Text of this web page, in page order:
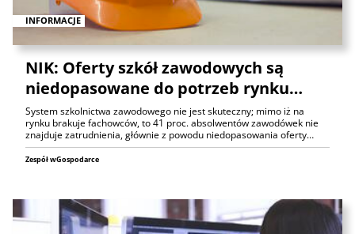
INFORMACJE
NIK: Oferty szkół zawodowych są
niedopasowane do potrzeb rynku…
System szkolnictwa zawodowego nie jest skuteczny; mimo iż na
rynku brakuje fachowców, to 41 proc. absolwentów zawodówek nie
znajduje zatrudnienia, głównie z powodu niedopasowania oferty…
Zespół wGospodarce